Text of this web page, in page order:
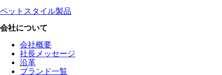
ペットスタイル製品
会社について
会社概要
社長メッセージ
沿革
ブランド一覧